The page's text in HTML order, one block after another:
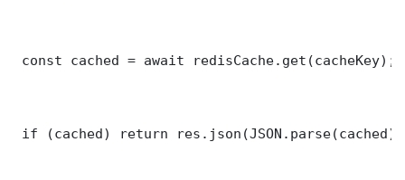
const cached = await redisCache.get(cacheKey);
if (cached) return